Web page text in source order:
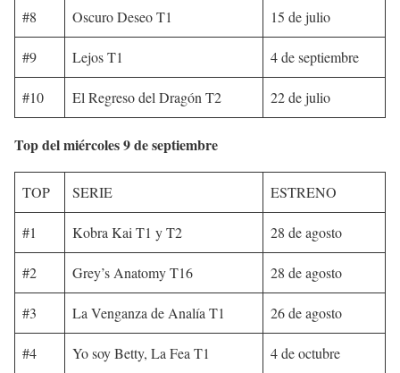
#8 Oscuro Deseo T1 15 de julio
#9 Lejos T1 4 de septiembre
#10 El Regreso del Dragón T2 22 de julio
Top del miércoles 9 de septiembre
TOP SERIE ESTRENO
#1 Kobra Kai T1 y T2 28 de agosto
#2 Grey’s Anatomy T16 28 de agosto
#3 La Venganza de Analía T1 26 de agosto
#4 Yo soy Betty, La Fea T1 4 de octubre